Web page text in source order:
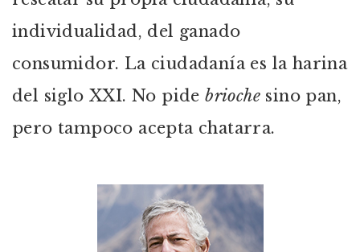
individualidad, del ganado
consumidor. La ciudadanía es la harina
del siglo XXI. No pidebrioche sino pan,
pero tampoco acepta chatarra.